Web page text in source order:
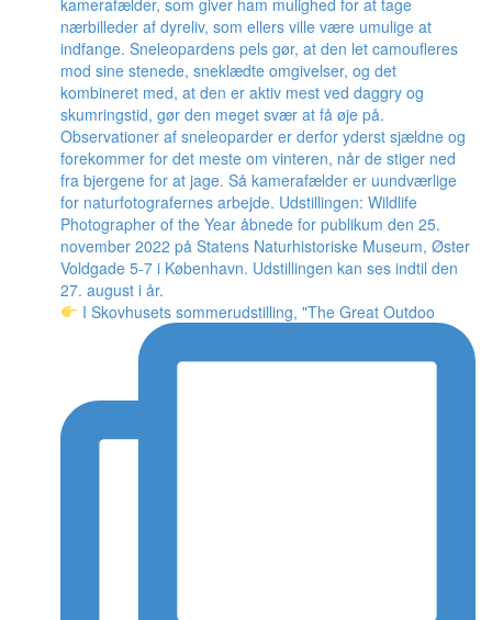
I Skovhusets sommerudstilling, "The Great Outdoo